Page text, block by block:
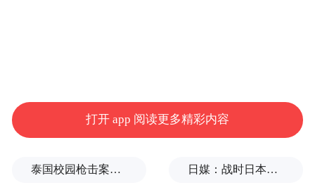
打开 app 阅读更多精彩内容
泰国校园枪击案致9死，枪手父亲道歉 日媒：战时日本多所大学进行输血人体实验，向患者注射动物血